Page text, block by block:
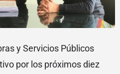
y Servicios Públicos
por los próximos diez